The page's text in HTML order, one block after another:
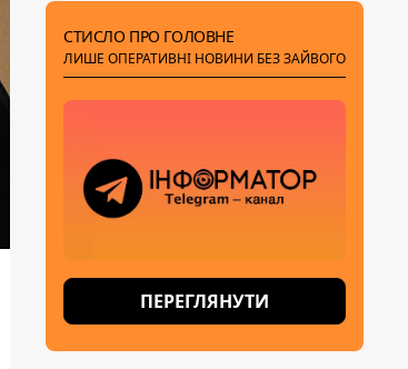
СТИСЛО ПРО ГОЛОВНЕ
ЛИШЕ ОПЕРАТИВНІ НОВИНИ БЕЗ ЗАЙВОГО
ПЕРЕГЛЯНУТИ